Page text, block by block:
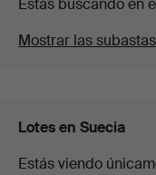
Estás buscando en
Mostrar las
Lotes en Suecia
Estás viendo